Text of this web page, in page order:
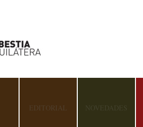
EDITORIAL NOVEDADES